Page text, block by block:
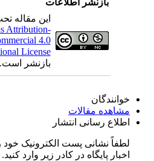
بازنشر اطلاعات
این مقاله
Attribution-
4.0
License
بازنشر است.
خوانندگان
مشاهده مقالات
اطلاع رسانی انتشار
لطفاً نشانی پست الکترونیک خود
اخبار پایگاه در کادر زیر وارد کنید.